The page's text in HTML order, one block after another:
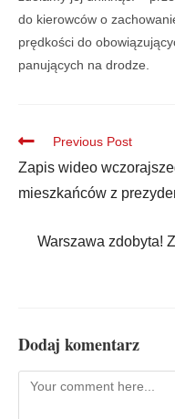
do kierowców o
prędkości do
panujących na drodze.
Previous Post
Zapis wideo
mieszkańców z
Warszawa zdobyta!
Dodaj komentarz